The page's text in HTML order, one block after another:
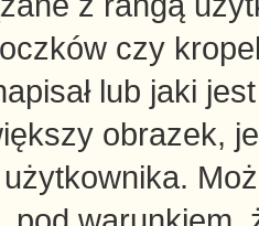
czy
lub jaki
obrazek,